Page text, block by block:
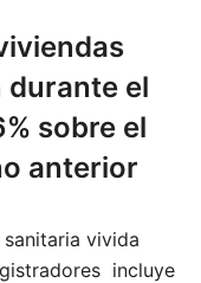
el
sobre el
anterior
vivida
incluye